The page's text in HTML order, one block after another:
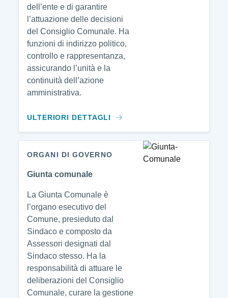
dell’ente e di garantire
l’attuazione delle decisioni
del Consiglio Comunale. Ha
funzioni di indirizzo politico,
controllo e rappresentanza,
assicurando l’unità e la
continuità dell’azione
amministrativa.
ULTERIORI DETTAGLI
ORGANI DI GOVERNO
Giunta comunale
La Giunta Comunale è
l’organo esecutivo del
Comune, presieduto dal
Sindaco e composto da
Assessori designati dal
Sindaco stesso. Ha la
responsabilità di attuare le
deliberazioni del Consiglio
Comunale, curare la gestione